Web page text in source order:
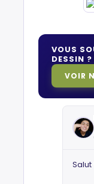
VOUS
DESSIN ?
VOIR
Salut